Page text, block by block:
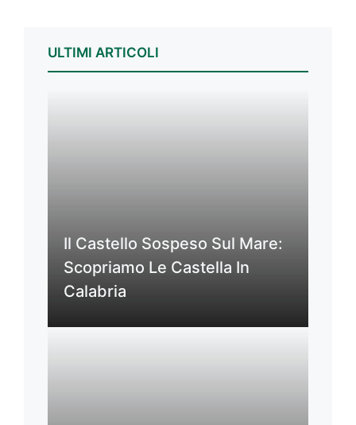
ULTIMI ARTICOLI
Il Castello Sospeso Sul Mare:
Scopriamo Le Castella In
Calabria